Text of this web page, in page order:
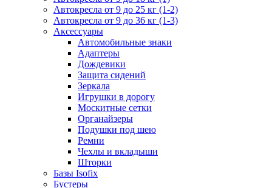
Автокресла от 9 до 25 кг (1-2)
Автокресла от 9 до 36 кг (1-3)
Аксессуары
Автомобильные знаки
Адаптеры
Дождевики
Защита сидений
Зеркала
Игрушки в дорогу
Москитные сетки
Органайзеры
Подушки под шею
Ремни
Чехлы и вкладыши
Шторки
Базы Isofix
Бустеры